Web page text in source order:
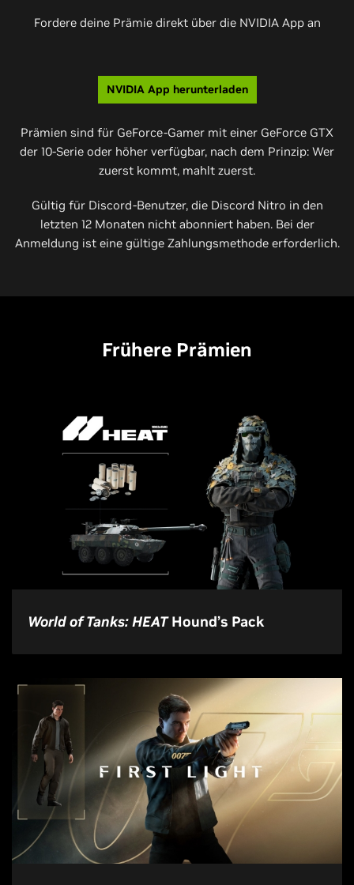
Fordere deine Prämie direkt über die NVIDIA App an
NVIDIA App herunterladen
Prämien sind für GeForce-Gamer mit einer GeForce GTX
der 10-Serie oder höher verfügbar, nach dem Prinzip: Wer
zuerst kommt, mahlt zuerst.
Gültig für Discord-Benutzer, die Discord Nitro in den
letzten 12 Monaten nicht abonniert haben. Bei der
Anmeldung ist eine gültige Zahlungsmethode erforderlich.
Frühere Prämien
World of Tanks: HEATHound’s Pack